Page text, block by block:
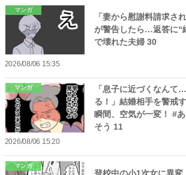
マンガ
「妻から慰謝料請求さ
が警告したら…返答に“
で壊れた夫婦 30
2026/08/06 15:35
マンガ
「息子に近づくなんて
る！」結婚相手を警戒
瞬間、空気が一変！ #
そう 11
2026/08/06 15:20
マンガ
登校中の小1次女に異